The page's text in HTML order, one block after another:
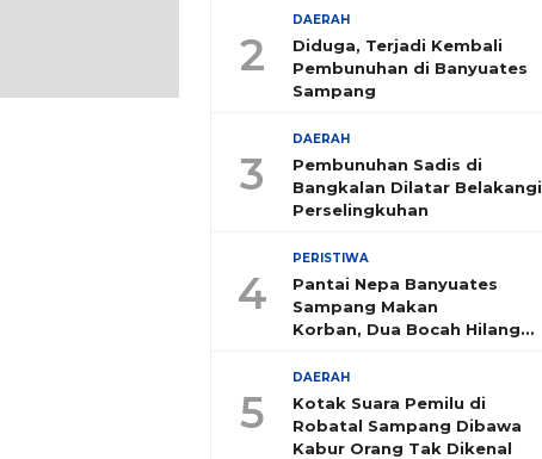
2
DAERAH
Diduga, Terjadi Kembali
Pembunuhan di Banyuates
Sampang
3
DAERAH
Pembunuhan Sadis di
Bangkalan Dilatar Belakangi
Perselingkuhan
4
PERISTIWA
Pantai Nepa Banyuates
Sampang Makan
Korban, Dua Bocah Hilang
5
DAERAH
Kotak Suara Pemilu di
Robatal Sampang Dibawa
Kabur Orang Tak Dikenal